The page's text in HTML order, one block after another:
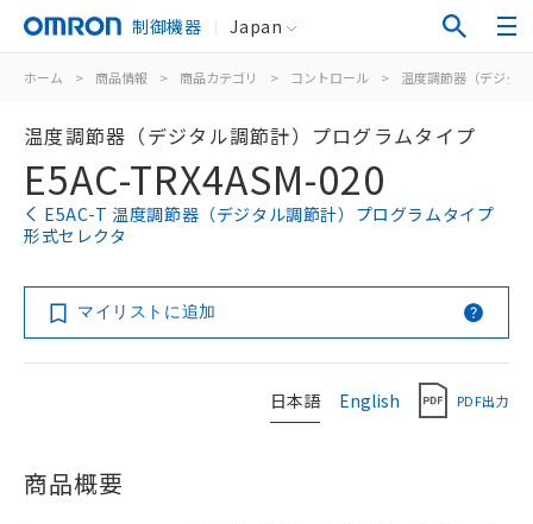
制御機器 Japan
ホーム > 商品情報 > 商品カテゴリ > コントロール > 温度調節器（デジタ
温度調節器（デジタル調節計）プログラムタイプ
E5AC-TRX4ASM-020
E5AC-T 温度調節器（デジタル調節計）プログラムタイプ
形式セレクタ
マイリストに追加
日本語 English PDF出力
商品概要